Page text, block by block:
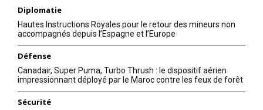
Diplomatie
Hautes Instructions Royales pour le retour des mineurs non
accompagnés depuis l’Espagne et l’Europe
Défense
Canadair, Super Puma, Turbo Thrush : le dispositif aérien
impressionnant déployé par le Maroc contre les feux de forêt
Sécurité